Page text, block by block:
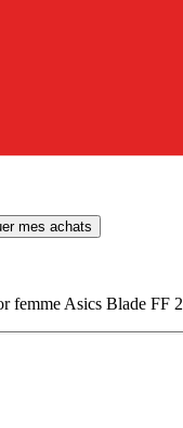
mes achats
femme Asics Blade FF 2